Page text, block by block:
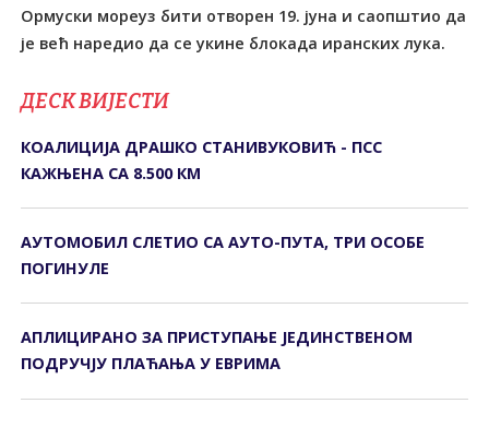
Ормуски мореуз бити отворен 19. јуна и саопштио да
је већ наредио да се укине блокада иранских лука.
ДЕСК ВИЈЕСТИ
КОАЛИЦИЈА ДРАШКО СТАНИВУКОВИЋ - ПСС
КАЖЊЕНА СА 8.500 КМ
АУТОМОБИЛ СЛЕТИО СА АУТО-ПУТА, ТРИ ОСОБЕ
ПОГИНУЛЕ
АПЛИЦИРАНО ЗА ПРИСТУПАЊЕ ЈЕДИНСТВЕНОМ
ПОДРУЧЈУ ПЛАЋАЊА У ЕВРИМА